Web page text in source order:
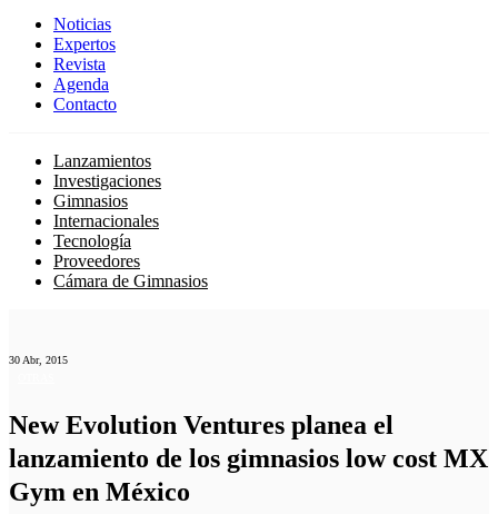
Noticias
Expertos
Revista
Agenda
Contacto
Lanzamientos
Investigaciones
Gimnasios
Internacionales
Tecnología
Proveedores
Cámara de Gimnasios
30 Abr, 2015
New Evolution Ventures planea el
lanzamiento de los gimnasios low cost MX
Gym en México